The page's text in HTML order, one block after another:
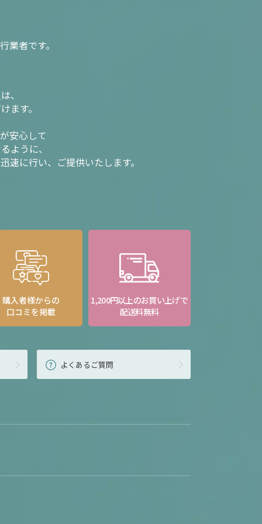
業者です。
、
ます。
安心して
ように、
速に行い、ご提供いたします。
購入者様からの
口コミを掲載
1,200円以上のお買い上げで
配送料無料
よくあるご質問